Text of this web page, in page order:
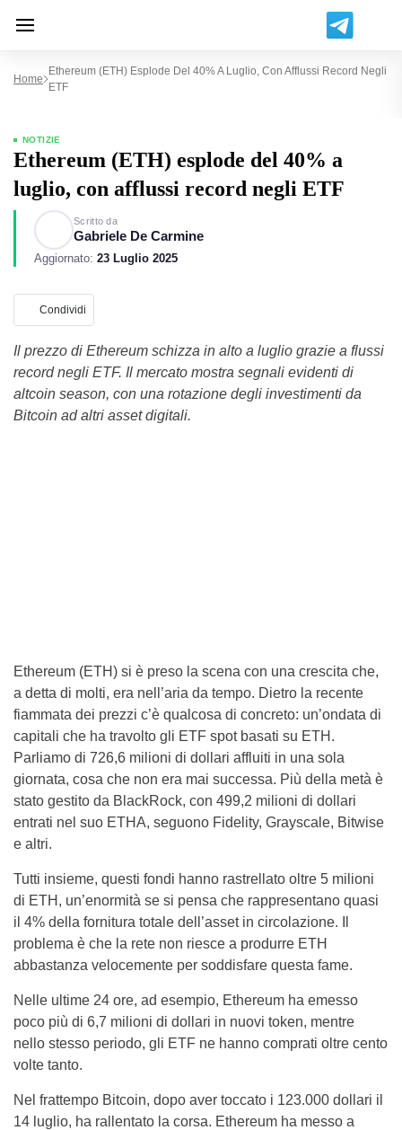
Home
​​Ethereum (ETH) Esplode Del 40% A Luglio, Con Afflussi Record Negli
ETF
NOTIZIE
​​Ethereum (ETH) esplode del 40% a
luglio, con afflussi record negli ETF
Scritto da
Gabriele De Carmine
Aggiornato: 23 Luglio 2025
Condividi
Il prezzo di Ethereum schizza in alto a luglio grazie a flussi
record negli ETF. Il mercato mostra segnali evidenti di
altcoin season, con una rotazione degli investimenti da
Bitcoin ad altri asset digitali.
Ethereum (ETH) si è preso la scena con una crescita che,
a detta di molti, era nell’aria da tempo. Dietro la recente
fiammata dei prezzi c’è qualcosa di concreto: un’ondata di
capitali che ha travolto gli ETF spot basati su ETH.
Parliamo di 726,6 milioni di dollari affluiti in una sola
giornata, cosa che non era mai successa. Più della metà è
stato gestito da BlackRock, con 499,2 milioni di dollari
entrati nel suo ETHA, seguono Fidelity, Grayscale, Bitwise
e altri.
Tutti insieme, questi fondi hanno rastrellato oltre 5 milioni
di ETH, un’enormità se si pensa che rappresentano quasi
il 4% della fornitura totale dell’asset in circolazione. Il
problema è che la rete non riesce a produrre ETH
abbastanza velocemente per soddisfare questa fame.
Nelle ultime 24 ore, ad esempio, Ethereum ha emesso
poco più di 6,7 milioni di dollari in nuovi token, mentre
nello stesso periodo, gli ETF ne hanno comprati oltre cento
volte tanto.
Nel frattempo Bitcoin, dopo aver toccato i 123.000 dollari il
14 luglio, ha rallentato la corsa. Ethereum ha messo a